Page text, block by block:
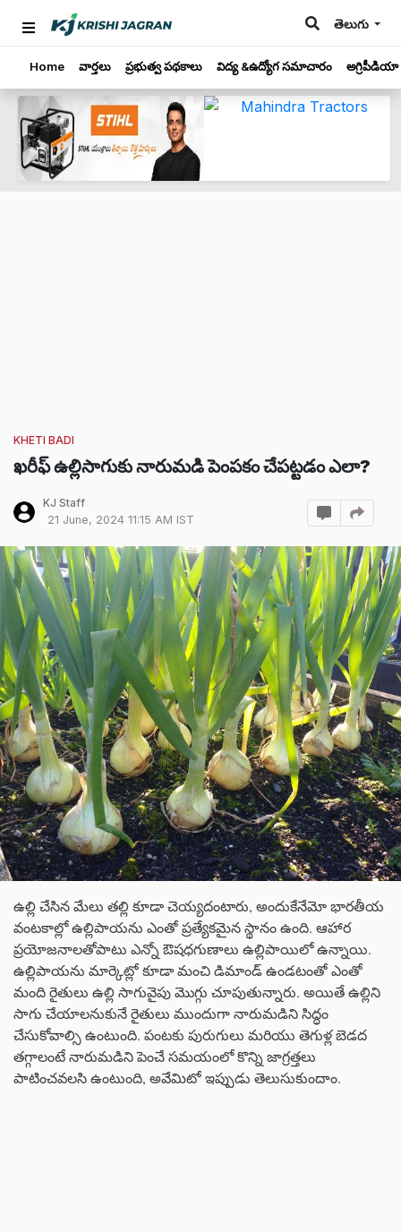
తెలుగు
Home వార్తలు ప్రభుత్వ పథకాలు విద్య &ఉద్యోగ సమాచారం అగ్రిపీడియా
KHETI BADI
ఖరీఫ్ ఉల్లిసాగుకు నారుమడి పెంపకం చేపట్టడం ఎలా?
KJ Staff
21 June, 2024 11:15 AM IST
ఉల్లి చేసిన మేలు తల్లి కూడా చెయ్యదంటారు, అందుకేనేమో భారతీయ
వంటకాల్లో ఉల్లిపాయను ఎంతో ప్రత్యేకమైన స్థానం ఉంది. ఆహార
ప్రయోజనాలతోపాటు ఎన్నో ఔషధగుణాలు ఉల్లిపాయిలో ఉన్నాయి.
ఉల్లిపాయను మార్కెట్లో కూడా మంచి డిమాండ్ ఉండటంతో ఎంతో
మంది రైతులు ఉల్లి సాగువైపు మొగ్గు చూపుతున్నారు. అయితే ఉల్లిని
సాగు చేయాలనుకునే రైతులు ముందుగా నారుమడిని సిద్ధం
చేసుకోవాల్సి ఉంటుంది. పంటకు పురుగులు మరియు తెగుళ్ల బెడద
తగ్గాలంటే నారుమడిని పెంచే సమయంలో కొన్ని జాగ్రత్తలు
పాటించవలసి ఉంటుంది, అవేమిటో ఇప్పుడు తెలుసుకుందాం.